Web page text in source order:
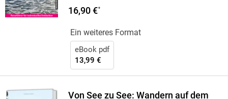
16,90 €*
Ein weiteres Format
eBook pdf
13,99 €
Von See zu See: Wandern auf dem